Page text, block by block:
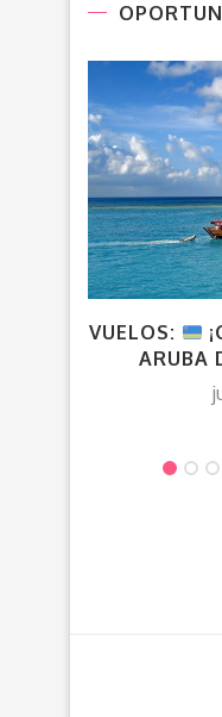
VUELOS:
ARUBA